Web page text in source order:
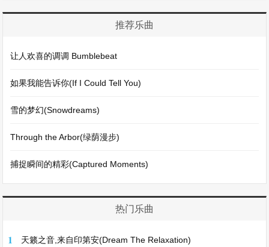
推荐乐曲
让人欢喜的调调 Bumblebeat
如果我能告诉你(If I Could Tell You)
雪的梦幻(Snowdreams)
Through the Arbor(绿荫漫步)
捕捉瞬间的精彩(Captured Moments)
热门乐曲
1 天籁之音,来自印第安(Dream The Relaxation)